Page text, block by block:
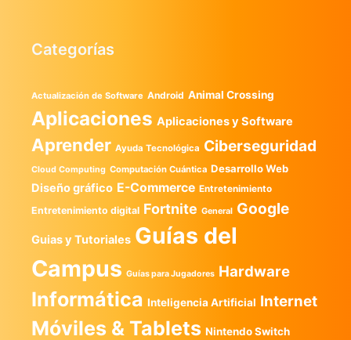
Categorías
Actualización de Software Android Animal Crossing
Aplicaciones Aplicaciones y Software
Aprender Ayuda Tecnológica Ciberseguridad
Cloud Computing Computación Cuántica Desarrollo Web
Diseño gráfico E-Commerce Entretenimiento
Entretenimiento digital Fortnite General Google
Guias y Tutoriales Guías del
Campus Guías para Jugadores Hardware
Informática Inteligencia Artificial Internet
Móviles & Tablets Nintendo Switch